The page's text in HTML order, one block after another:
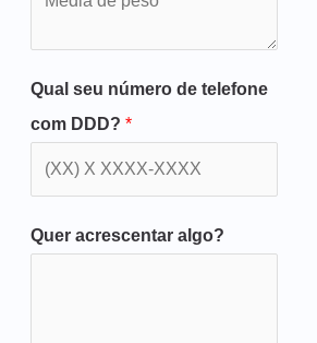
Qual seu número de telefone
com DDD? *
Quer acrescentar algo?